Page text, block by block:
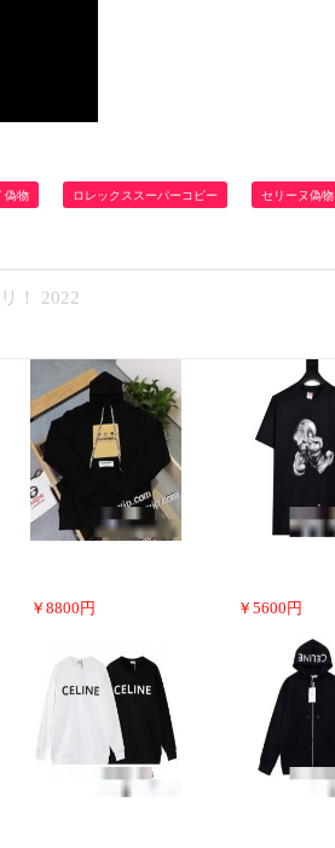
偽物 ロレックススーパーコピー セリーヌ偽物
！ 2022
￥ 8800 円 ￥ 5600 円